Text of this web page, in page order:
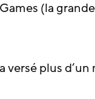
(la
plus